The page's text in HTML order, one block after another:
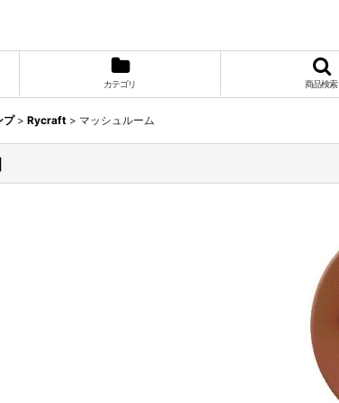
カテゴリ 商品検索
プ > Rycraft > マッシュルーム